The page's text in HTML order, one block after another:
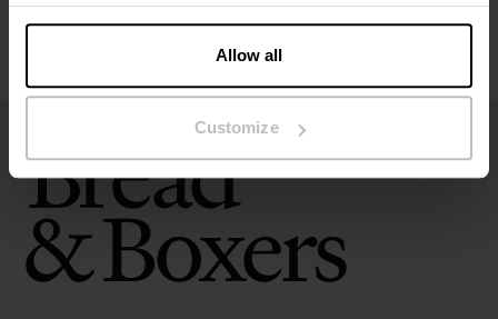
Allow all
Customize
Beoordelingen